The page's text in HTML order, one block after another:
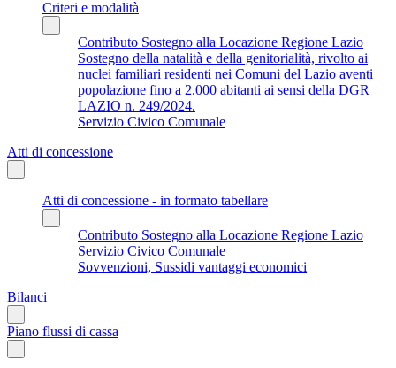
Criteri e modalità
Contributo Sostegno alla Locazione Regione Lazio
Sostegno della natalità e della genitorialità, rivolto ai
nuclei familiari residenti nei Comuni del Lazio aventi
popolazione fino a 2.000 abitanti ai sensi della DGR
LAZIO n. 249/2024.
Servizio Civico Comunale
Atti di concessione
Atti di concessione - in formato tabellare
Contributo Sostegno alla Locazione Regione Lazio
Servizio Civico Comunale
Sovvenzioni, Sussidi vantaggi economici
Bilanci
Piano flussi di cassa